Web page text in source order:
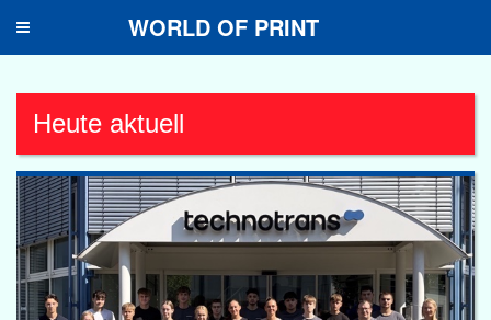
Toggle
WORLD OF PRINT
Heute aktuell